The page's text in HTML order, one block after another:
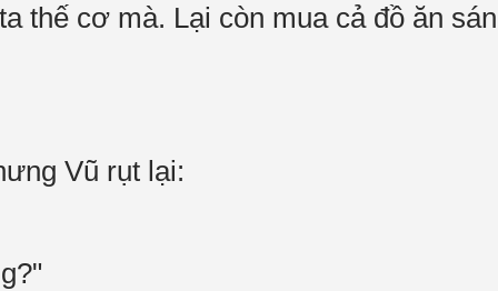
thế cơ mà. Lại còn mua cả đồ ăn
Vũ rụt lại: